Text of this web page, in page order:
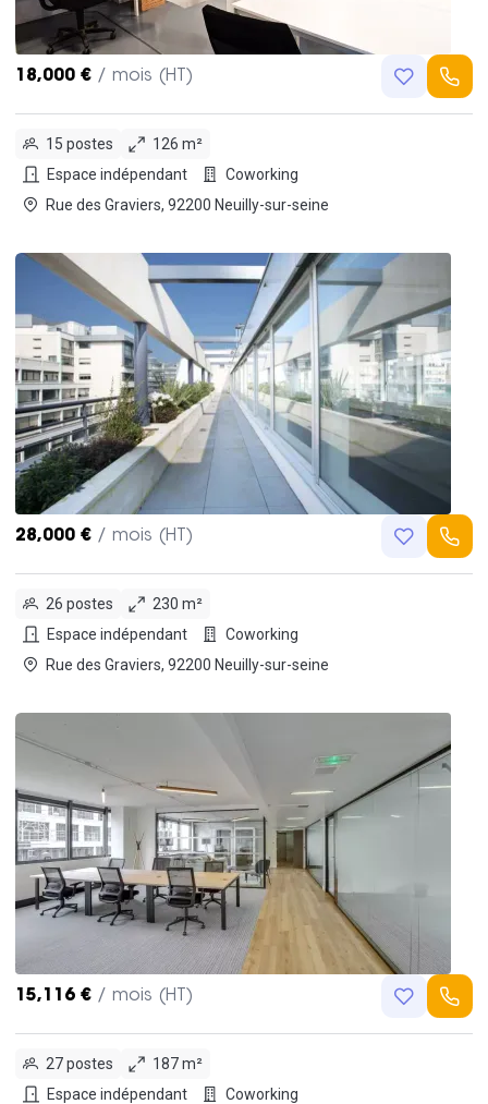
18,000 € / mois (HT)
15 postes
126 m²
Espace indépendant
Coworking
Rue des Graviers, 92200 Neuilly-sur-seine
28,000 € / mois (HT)
26 postes
230 m²
Espace indépendant
Coworking
Rue des Graviers, 92200 Neuilly-sur-seine
15,116 € / mois (HT)
27 postes
187 m²
Espace indépendant
Coworking